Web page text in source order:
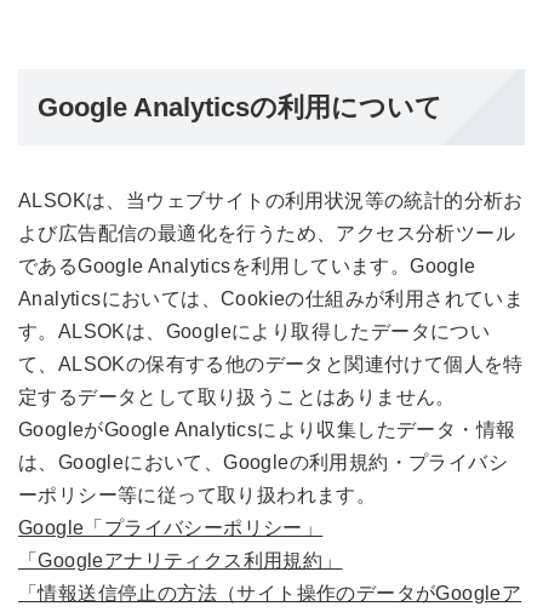
Google Analyticsの利用について
ALSOKは、当ウェブサイトの利用状況等の統計的分析お
よび広告配信の最適化を行うため、アクセス分析ツール
であるGoogle Analyticsを利用しています。Google
Analyticsにおいては、Cookieの仕組みが利用されていま
す。ALSOKは、Googleにより取得したデータについ
て、ALSOKの保有する他のデータと関連付けて個人を特
定するデータとして取り扱うことはありません。
GoogleがGoogle Analyticsにより収集したデータ・情報
は、Googleにおいて、Googleの利用規約・プライバシ
ーポリシー等に従って取り扱われます。
Google「プライバシーポリシー」
「Googleアナリティクス利用規約」
「情報送信停止の方法（サイト操作のデータがGoogleア